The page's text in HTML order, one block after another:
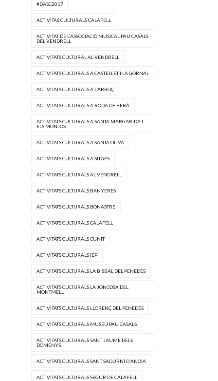
#DASC2017
ACTIVITAS CULTURALS CALAFELL
ACTIVITAT DE L'ASSOCIACIÓ MUSICAL PAU CASALS
DEL VENDRELL
ACTIVITATS CULTURAL AL VENDRELL
ACTIVITATS CULTURALS A CASTELLET I LA GORNAL
ACTIVITATS CULTURALS A L'ARBOÇ
ACTIVITATS CULTURALS A RODA DE BERÀ
ACTIVITATS CULTURALS A SANTA MARGARIDA I
ELS MONJOS
ACTIVITATS CULTURALS A SANTA OLIVA
ACTIVITATS CULTURALS A SITGES
ACTIVITATS CULTURALS AL VENDRELL
ACTIVITATS CULTURALS BANYERES
ACTIVITATS CULTURALS BONASTRE
ACTIVITATS CULTURALS CALAFELL
ACTIVITATS CULTURALS CUNIT
ACTIVITATS CULTURALS IEP
ACTIVITATS CULTURALS LA BISBAL DEL PENEDÈS
ACTIVITATS CULTURALS LA JONCOSA DEL
MONTMELL
ACTIVITATS CULTURALS LLORENÇ DEL PENEDÈS
ACTIVITATS CULTURALS MUSEU PAU CASALS
ACTIVITATS CULTURALS SANT JAUME DELS
DOMENYS
ACTIVITATS CULTURALS SANT SADURNÍ D'ANOIA
ACTIVITATS CULTURALS SEGUR DE CALAFELL